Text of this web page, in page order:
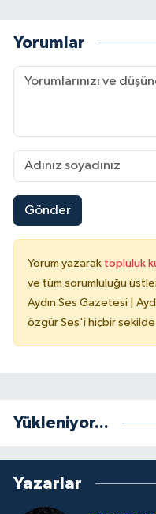
Yorumlar
Gönder
Yorum yazarak topluluk
ve tüm sorumluluğu
Aydın Ses Gazetesi |
özgür Ses'i hiçbir
Yükleniyor...
Yazarlar